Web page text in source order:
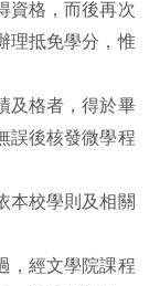
資格，而後再次
理抵免學分，惟
及格者，得於畢
誤後核發微學程
本校學則及相關
經文學院課程